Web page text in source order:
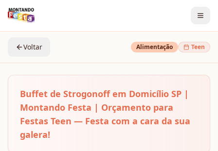
Voltar Alimentação Teen
Buffet de Strogonoff em Domicílio SP |
Montando Festa | Orçamento para
Festas Teen — Festa com a cara da sua
galera!